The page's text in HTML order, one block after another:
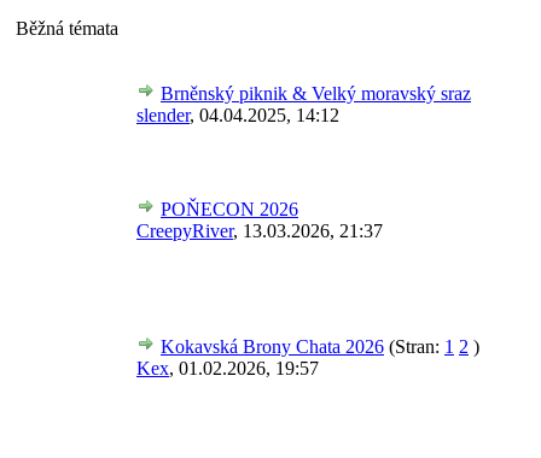
Běžná témata
Brněnský piknik & Velký moravský sraz
slender, 04.04.2025, 14:12
POŇECON 2026
CreepyRiver, 13.03.2026, 21:37
Kokavská Brony Chata 2026 (Stran: 1 2 )
Kex, 01.02.2026, 19:57